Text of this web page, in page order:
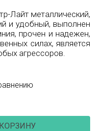
Лайт металлический,
и удобный, выполнен
прочен и надежен,
силах, является
агрессоров.